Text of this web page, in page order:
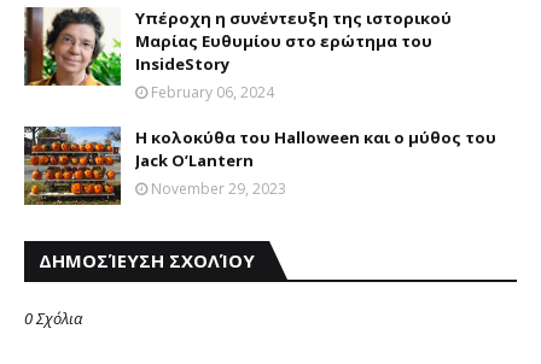
Υπέροχη η συνέντευξη της ιστορικού
Μαρίας Ευθυμίου στο ερώτημα του
InsideStory
February 06, 2024
Η κολοκύθα του Halloween και ο μύθος του
Jack O’Lantern
November 29, 2023
ΔΗΜΟΣΊΕΥΣΗ ΣΧΟΛΊΟΥ
0 Σχόλια